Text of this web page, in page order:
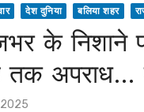
देश दुनिया बलिया शहर
के निशाने
अपराध…
2025